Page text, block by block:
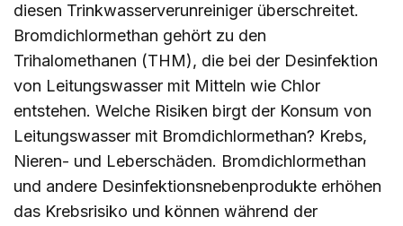
diesen Trinkwasserverunreiniger überschreitet.
Bromdichlormethan gehört zu den
Trihalomethanen (THM), die bei der Desinfektion
von Leitungswasser mit Mitteln wie Chlor
entstehen. Welche Risiken birgt der Konsum von
Leitungswasser mit Bromdichlormethan? Krebs,
Nieren- und Leberschäden. Bromdichlormethan
und andere Desinfektionsnebenprodukte erhöhen
das Krebsrisiko und können während der